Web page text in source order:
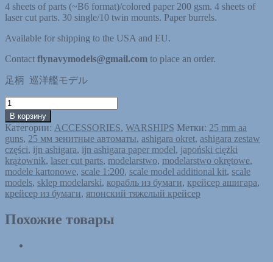
4 sheets of parts (~B6 format)/colored paper 200 gsm. 4 sheets of
laser cut parts. 30 single/10 twin mounts. Paper burrels.
Available for shipping to the USA and EU.
Contact flynavymodels@gmail.com to place an order.
足柄 巡洋艦モデル
Количество
товара
IJN
ASHIGARA
25
мм
зенитные
автоматы
-
Набор
вырезанный
В корзину
Категории: ACCESSORIES, WARSHIPS Метки: 25 mm aa
guns, 25 мм зенитные автоматы, ashigara okret, ashigara zestaw
części, ijn ashigara, ijn ashigara paper model, japoński ciężki
krążownik, laser cut parts, modelarstwo, modelarstwo okrętowe,
modele kartonowe, scale 1:200, scale model additional kit, scale
models, sklep modelarski, корабль из бумаги, крейсер ашигара,
крейсер из бумаги, японский тяжелый крейсер
Похожие товары